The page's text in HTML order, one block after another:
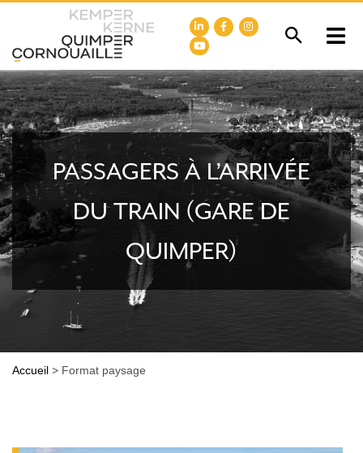
PASSAGERS À L’ARRIVÉE
DU TRAIN (GARE DE
QUIMPER)
Accueil > Format paysage